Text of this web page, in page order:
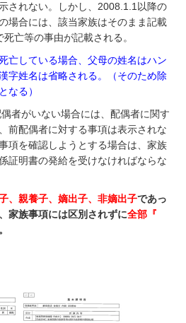
されない。しかし、2008.1.1以降の
場合には、該当家族はそのまま記載
亡等の事由が記載される。
亡している場合、父母の姓名はハン
字姓名は省略される。
（そのため除
なる）
者がいない場合には、配偶者に関す
前配偶者に対する事項は表示されな
項を確認しようとする場合は、家族
証明書の発給を受けなければならな
、親養子、嫡出子、非嫡出子であっ
家族事項には区別されずに全部『